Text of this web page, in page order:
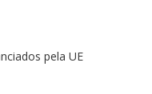
pela UE